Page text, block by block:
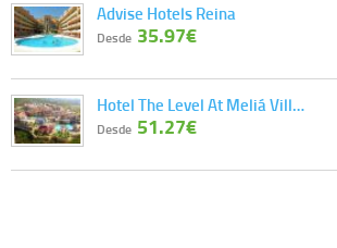
Advise Hotels Reina
Desde 35.97€
Hotel The Level At Meliá Vill…
Desde 51.27€